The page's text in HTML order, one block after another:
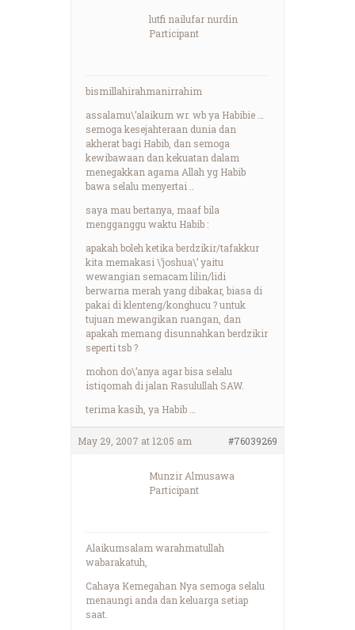
lutfi nailufar nurdin
Participant
bismillahirahmanirrahim
assalamu\’alaikum wr. wb ya Habibie …
semoga kesejahteraan dunia dan
akherat bagi Habib, dan semoga
kewibawaan dan kekuatan dalam
menegakkan agama Allah yg Habib
bawa selalu menyertai ..
saya mau bertanya, maaf bila
mengganggu waktu Habib :
apakah boleh ketika berdzikir/tafakkur
kita memakasi \’joshua\’ yaitu
wewangian semacam lilin/lidi
berwarna merah yang dibakar, biasa di
pakai di klenteng/konghucu ? untuk
tujuan mewangikan ruangan, dan
apakah memang disunnahkan berdzikir
seperti tsb ?
mohon do\’anya agar bisa selalu
istiqomah di jalan Rasulullah SAW.
terima kasih, ya Habib …
May 29, 2007 at 12:05 am #76039269
Munzir Almusawa
Participant
Alaikumsalam warahmatullah
wabarakatuh,
Cahaya Kemegahan Nya semoga selalu
menaungi anda dan keluarga setiap
saat.